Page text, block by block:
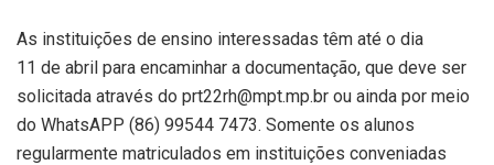
As instituições de ensino interessadas têm até o dia
11 de abril para encaminhar a documentação, que deve ser
solicitada através do prt22rh@mpt.mp.br ou ainda por meio
do WhatsAPP (86) 99544 7473. Somente os alunos
regularmente matriculados em instituições conveniadas